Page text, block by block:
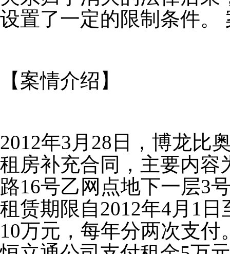
设置了一定的限制条件。
【案情介绍】
2012年3月28日，博龙比
租房补充合同，主要内容
路16号乙网点地下一层3
租赁期限自2012年4月1
10万元，每年分两次支